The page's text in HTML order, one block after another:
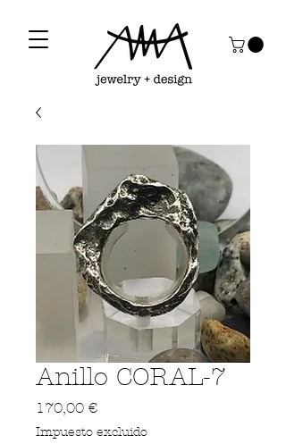
Anillo CORAL-7
170,00 €Precio
Impuesto excluido